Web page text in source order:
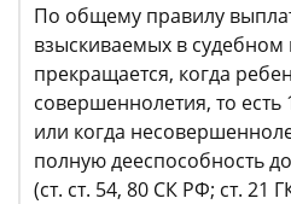
По общему правилу
взыскиваемых в судебном
прекращается, когда
совершеннолетия, то есть
или когда
полную дееспособность
(ст. ст. 54, 80 СК РФ; ст. 21